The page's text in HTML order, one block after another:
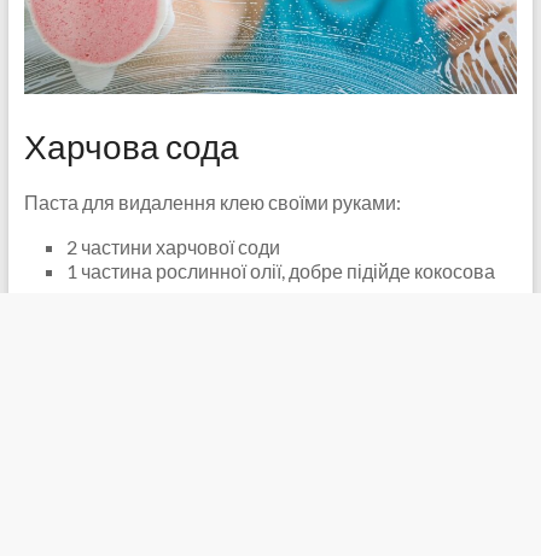
Харчова сода
Паста для видалення клею своїми руками:
2 частини харчової соди
1 частина рослинної олії, добре підійде кокосова